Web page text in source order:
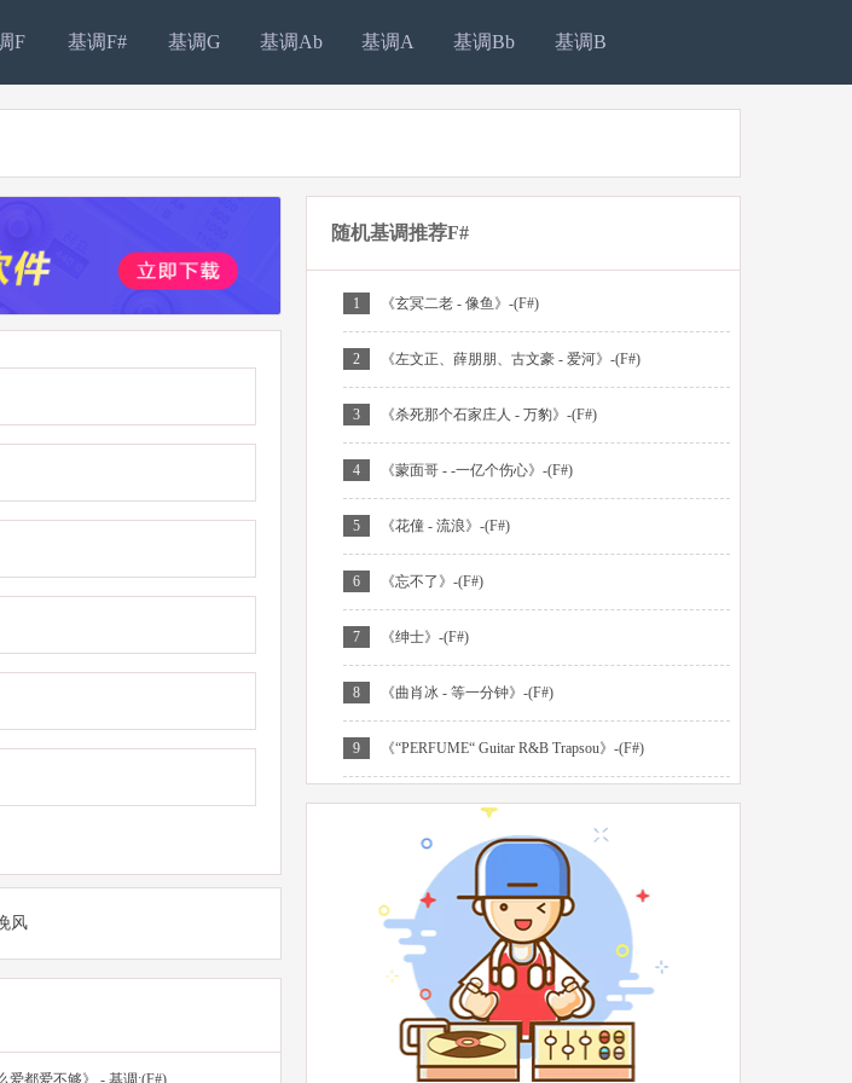
F 基调F# 基调G 基调Ab 基调A 基调Bb 基调B
风
随机基调推荐F#
1 《玄冥二老 - 像鱼》-(F#)
2 《左文正、薛朋朋、古文豪 - 爱河》-(F#)
3 《杀死那个石家庄人 - 万豹》-(F#)
4 《蒙面哥 - -一亿个伤心》-(F#)
5 《花僮 - 流浪》-(F#)
6 《忘不了》-(F#)
7 《绅士》-(F#)
8 《曲肖冰 - 等一分钟》-(F#)
9 《“PERFUME“ Guitar R&B Trapsou》-(F#)